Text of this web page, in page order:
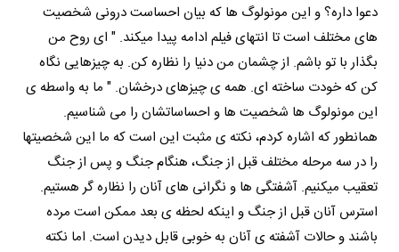
دعوا داره؟ و این مونولوگ ها که بیان احساست درونی شخصیت
های مختلف است تا انتهای فیلم ادامه پیدا میکند. " ای روح من
بگذار با تو باشم. از چشمان من دنیا را نظاره کن. به چیزهایی نگاه
کن که خودت ساخته ای. همه ی چیزهای درخشان. " ما به واسطه ی
این مونولوگ ها شخصیت ها و احساساتشان را می شناسیم.
همانطور که اشاره کردم، نکته ی مثبت این است که ما این شخصیتها
را در سه مرحله مختلف قبل از جنگ، هنگام جنگ و پس از جنگ
تعقیب میکنیم. آشفتگی ها و نگرانی های آنان را نظاره گر هستیم.
استرس آنان قبل از جنگ و اینکه لحظه ی بعد ممکن است مرده
باشند و حالات آشفته ی آنان به خوبی قابل دیدن است. اما نکته